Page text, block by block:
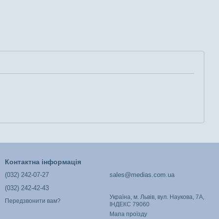
Контактна інформація
(032) 242-07-27
(032) 242-42-43
Передзвонити вам?
sales@medias.com.ua
Україна, м. Львів, вул. Наукова, 7А,
ІНДЕКС 79060
Мапа проїзду